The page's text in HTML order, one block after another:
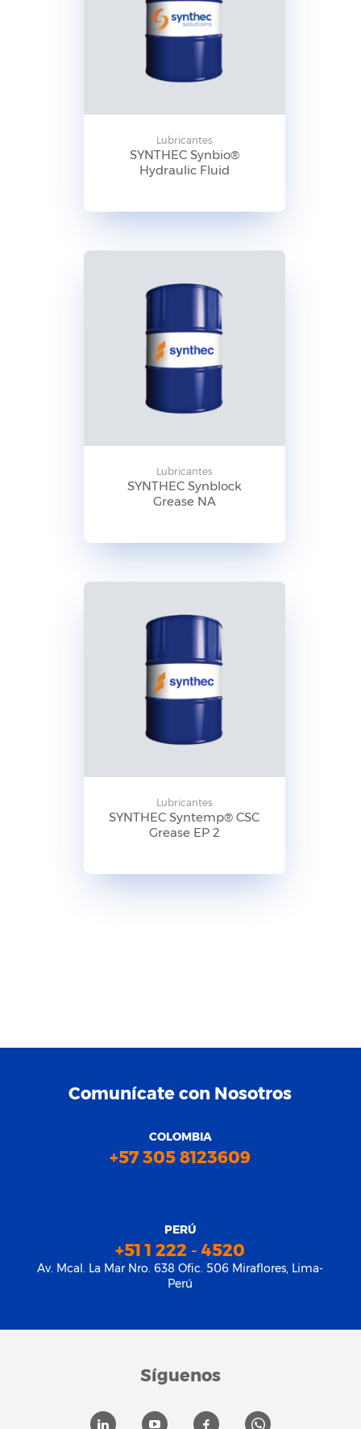
Lubricantes
SYNTHEC Synbio®
Hydraulic Fluid
Lubricantes
SYNTHEC Synblock
Grease NA
Lubricantes
SYNTHEC Syntemp® CSC
Grease EP 2
Comunícate con Nosotros
COLOMBIA
+57 305 8123609
PERÚ
+51 1 222 - 4520
Av. Mcal. La Mar Nro. 638 Ofic. 506 Miraflores, Lima-
Perú
Síguenos